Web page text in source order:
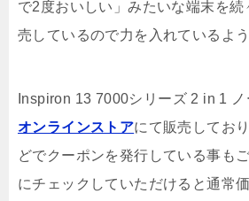
で2度おいしい」みたいな端末を
売しているので力を入れているよう
Inspiron 13 7000シリーズ 2 in 1
オンラインストアにて販売してお
どでクーポンを発行している事も
にチェックしていただけると通常